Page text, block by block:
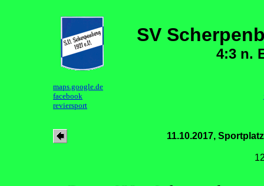
SV
4:3 n.
maps.google.de
facebook
reviersport
11.10.2017,